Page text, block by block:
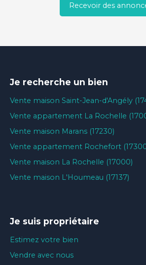
Recevoir des
Je recherche un bien
Vente maison Saint-Jean-d'Angély
Vente appartement La Rochelle
Vente maison Marans (17230)
Vente appartement Rochefort
Vente maison La Rochelle (17000)
Vente maison L'Houmeau (17137)
Je suis propriétaire
Estimez votre bien
Vendre avec nous